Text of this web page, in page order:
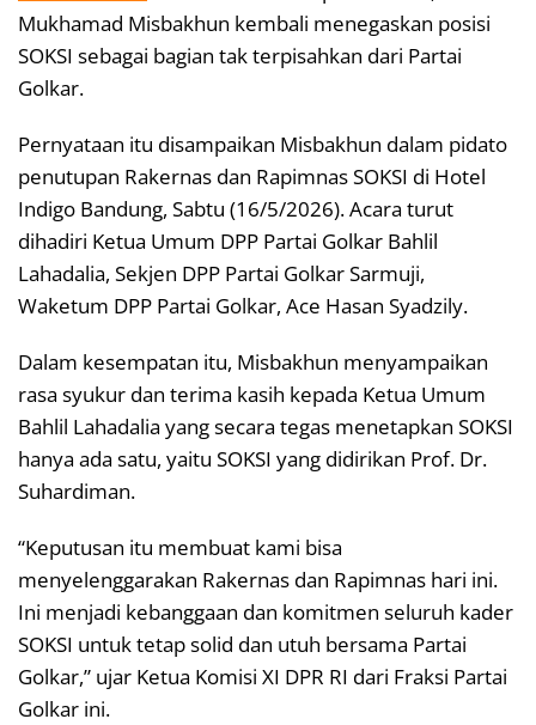
Mukhamad Misbakhun kembali menegaskan posisi
SOKSI sebagai bagian tak terpisahkan dari Partai
Golkar.
Pernyataan itu disampaikan Misbakhun dalam pidato
penutupan Rakernas dan Rapimnas SOKSI di Hotel
Indigo Bandung, Sabtu (16/5/2026). Acara turut
dihadiri Ketua Umum DPP Partai Golkar Bahlil
Lahadalia, Sekjen DPP Partai Golkar Sarmuji,
Waketum DPP Partai Golkar, Ace Hasan Syadzily.
Dalam kesempatan itu, Misbakhun menyampaikan
rasa syukur dan terima kasih kepada Ketua Umum
Bahlil Lahadalia yang secara tegas menetapkan SOKSI
hanya ada satu, yaitu SOKSI yang didirikan Prof. Dr.
Suhardiman.
“Keputusan itu membuat kami bisa
menyelenggarakan Rakernas dan Rapimnas hari ini.
Ini menjadi kebanggaan dan komitmen seluruh kader
SOKSI untuk tetap solid dan utuh bersama Partai
Golkar,” ujar Ketua Komisi XI DPR RI dari Fraksi Partai
Golkar ini.